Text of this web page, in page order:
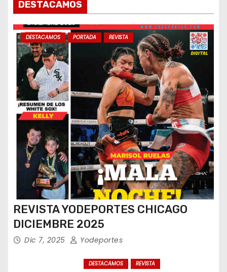
DESTACAMOS
DESTACAMOS PORTADA REVISTA
REVISTA YODEPORTES CHICAGO
DICIEMBRE 2025
Dic 7, 2025 Yodeportes
DESTACAMOS REVISTA